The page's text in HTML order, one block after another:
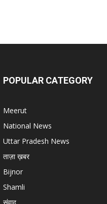
POPULAR CATEGORY
Meerut
National News
Uttar Pradesh News
ताज़ा ख़बर
Bijnor
Shamli